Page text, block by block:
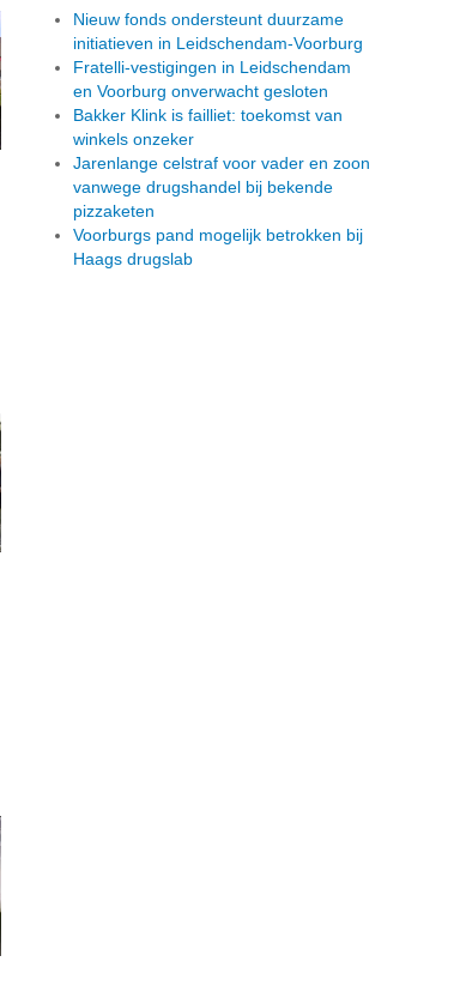
Nieuw fonds ondersteunt duurzame
initiatieven in Leidschendam-Voorburg
Fratelli-vestigingen in Leidschendam
en Voorburg onverwacht gesloten
Bakker Klink is failliet: toekomst van
winkels onzeker
Jarenlange celstraf voor vader en zoon
vanwege drugshandel bij bekende
pizzaketen
Voorburgs pand mogelijk betrokken bij
Haags drugslab